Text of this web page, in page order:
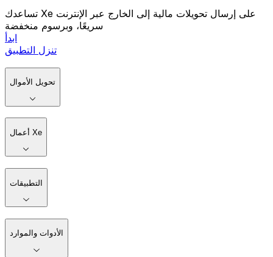
تساعدك Xe على إرسال تحويلات مالية إلى الخارج عبر الإنترنت
سريعًا، وبرسوم منخفضة
ابدأ
تنزل التطبيق
تحويل الأموال
أعمال Xe
التطبيقات
الأدوات والموارد